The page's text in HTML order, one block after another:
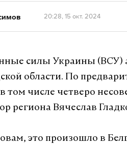
20:28, 15 окт. 2024
силы Украины (ВСУ)
области. По
том числе четверо
региона Вячеслав
это произошло в